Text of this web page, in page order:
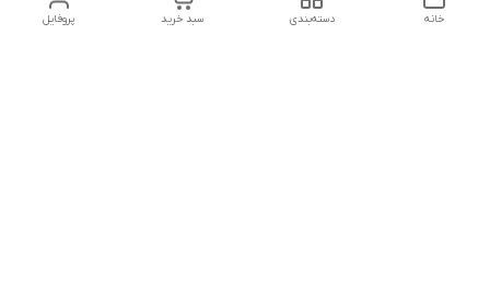
پروفایل سبد خرید دسته‌بندی خانه